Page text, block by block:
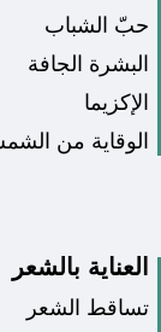
حبّ الشباب
البشرة الجافة
الإكزيما
الوقاية من
العناية بالشعر
تساقط الشعر